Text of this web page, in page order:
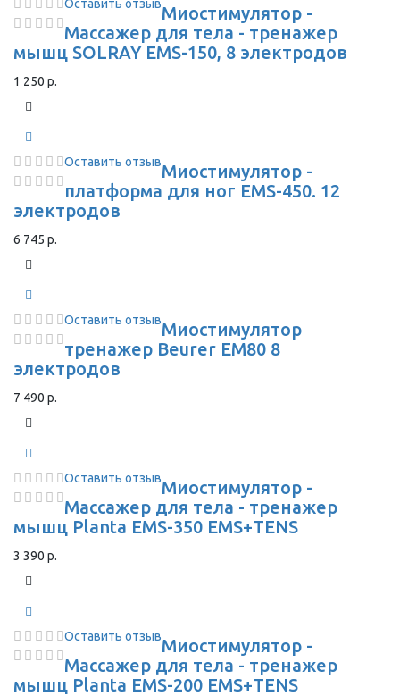
Оставить отзывМиостимулятор -
Массажер для тела - тренажер
мышц SOLRAY EMS-150, 8 электродов
1 250 р.
Оставить отзывМиостимулятор -
платформа для ног EMS-450. 12
электродов
6 745 р.
Оставить отзывМиостимулятор
тренажер Beurer EM80 8
электродов
7 490 р.
Оставить отзывМиостимулятор -
Массажер для тела - тренажер
мышц Planta EMS-350 EMS+TENS
3 390 р.
Оставить отзывМиостимулятор -
Массажер для тела - тренажер
мышц Planta EMS-200 EMS+TENS